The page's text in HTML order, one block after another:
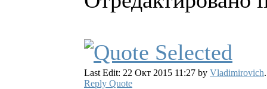
Last Edit: 22 Окт 2015 11:27 by Vladimirovich.
Reply Quote